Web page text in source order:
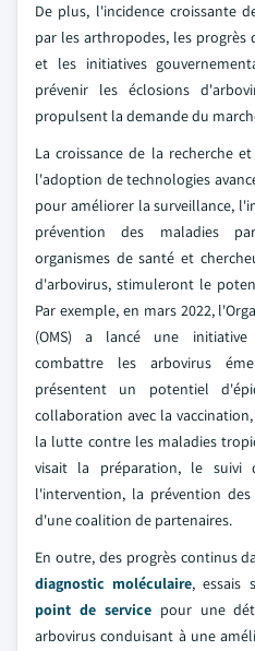
De plus, l'incidence croissante
par les arthropodes, les progrès
et les initiatives
prévenir les éclosions
propulsent la demande du
La croissance de la recherche
l'adoption de technologies
pour améliorer la surveillance,
prévention des maladies
organismes de santé et
d'arbovirus, stimuleront le
Par exemple, en mars 2022,
(OMS) a lancé une
combattre les arbovirus
présentent un potentiel
collaboration avec la vaccination,
la lutte contre les maladies
visait la préparation, le suivi
l'intervention, la prévention
d'une coalition de partenaires.
En outre, des progrès continus
diagnostic moléculaire, essais
point de servicepour une
arbovirus conduisant à une